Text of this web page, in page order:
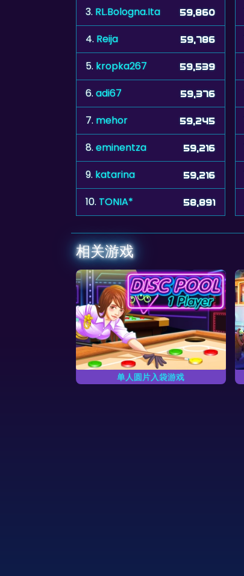
3. RL.Bologna.Ita 59,860
4. Reija 59,786
5. kropka267 59,539
6.adi67 59,376
7. mehor 59,245
8.eminentza 59,216
9. katarina 59,216
10. TONIA* 58,891
相关游戏
单人圆片入袋游戏